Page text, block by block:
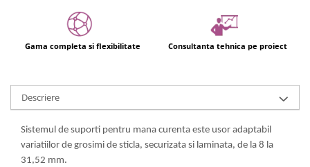
Componente usi glisante manuale
Usi armonice
Usi glisant-telescopice
Usi glisante pentru vitrine
Manere tragatoare
Manere scoica
Gama completa si flexibilitate Consultanta tehnica pe proiect
Descriere
Sistemul de suporti pentru mana curenta este usor adaptabil
variatiilor de grosimi de sticla, securizata si laminata, de la 8 la
31,52 mm.